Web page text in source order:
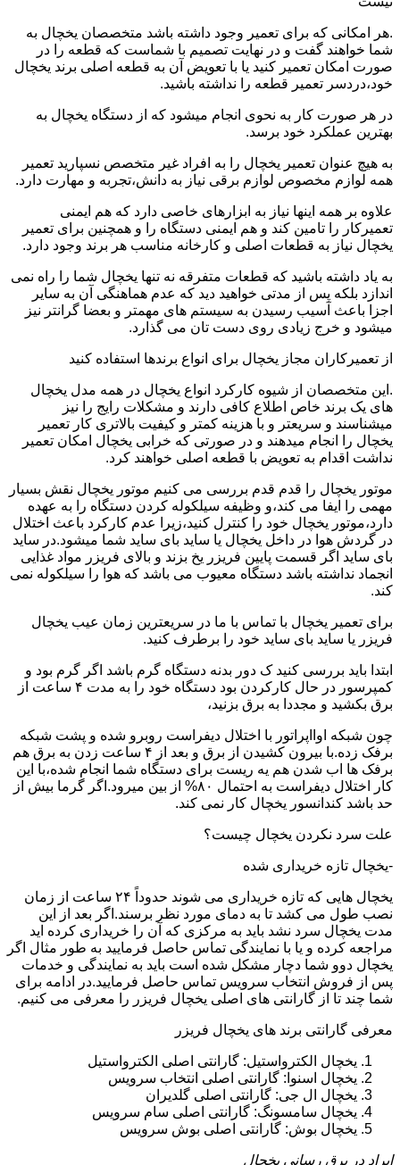
.هر امکانی که برای تعمیر وجود داشته باشد متخصصان یخچال به
شما خواهند گفت و در نهایت تصمیم با شماست که قطعه را در
صورت امکان تعمیر کنید یا با تعویض آن به قطعه اصلی برند یخچال
خود،دردسر تعمیر قطعه را نداشته باشید.
در هر صورت کار به نحوی انجام میشود که از دستگاه یخچال به
بهترین عملکرد خود برسد.
به هیچ عنوان تعمیر یخچال را به افراد غیر متخصص نسپارید تعمیر
همه لوازم مخصوص لوازم برقی نیاز به دانش،تجربه و مهارت دارد.
علاوه بر همه اینها نیاز به ابزارهای خاصی دارد که هم ایمنی
تعمیرکار را تامین کند و هم ایمنی دستگاه را و همچنین برای تعمیر
یخچال نیاز به قطعات اصلی و کارخانه مناسب هر برند وجود دارد.
به یاد داشته باشید که قطعات متفرقه نه تنها یخچال شما را راه نمی
اندازد بلکه پس از مدتی خواهید دید که عدم هماهنگی آن به سایر
اجزا باعث آسیب رسیدن به سیستم های مهمتر و بعضا گرانتر نیز
میشود و خرج زیادی روی دست تان می گذارد.
از تعمیرکاران مجاز یخچال برای انواع برندها استفاده کنید
.این متخصصان از شیوه کارکرد انواع یخچال در همه مدل یخچال
های یک برند خاص اطلاع کافی دارند و مشکلات رایج را نیز
میشناسند و سریعتر و با هزینه کمتر و کیفیت بالاتری کار تعمیر
یخچال را انجام میدهند و در صورتی که خرابی یخچال امکان تعمیر
نداشت اقدام به تعویض با قطعه اصلی خواهند کرد.
موتور یخچال را قدم قدم بررسی می کنیم موتور یخچال نقش بسیار
مهمی را ایفا می کند،و وظیفه سیلکوله کردن دستگاه را به عهده
دارد،موتور یخچال خود را کنترل کنید،زیرا عدم کارکرد باعث اختلال
در گردش هوا در داخل یخچال یا ساید بای ساید شما میشود.در ساید
بای ساید اگر قسمت پایین فریزر یخ بزند و بالای فریزر مواد غذایی
انجماد نداشته باشد دستگاه معیوب می باشد که هوا را سیلکوله نمی
کند.
برای تعمیر یخچال با تماس با ما در سریعترین زمان عیب یخچال
فریزر یا ساید بای ساید خود را برطرف کنید.
ابتدا باید بررسی کنید ک دور بدنه دستگاه گرم باشد اگر گرم بود و
کمپرسور در حال کارکردن بود دستگاه خود را به مدت ۴ ساعت از
برق بکشید و مجددا به برق بزنید،
چون شبکه اوااپراتور با اختلال دیفراست روبرو شده و پشت شبکه
برفک زده.با بیرون کشیدن از برق و بعد از ۴ ساعت زدن به برق هم
برفک ها اب شدن هم یه ریست برای دستگاه شما انجام شده،با این
کار اختلال دیفراست به احتمال ۸۰% از بین میرود.اگر گرما بیش از
حد باشد کندانسور یخچال کار نمی کند.
علت سرد نکردن یخچال چیست؟
-یخچال تازه خریداری شده
یخچال هایی که تازه خریداری می شوند حدوداً ۲۴ ساعت از زمان
نصب طول می کشد تا به دمای مورد نظر برسند.اگر بعد از این
مدت یخچال سرد نشد باید به مرکزی که آن را خریداری کرده اید
مراجعه کرده و یا با نمایندگی تماس حاصل فرمایید به طور مثال اگر
یخچال دوو شما دچار مشکل شده است باید به نمایندگی و خدمات
پس از فروش انتخاب سرویس تماس حاصل فرمایید.در ادامه برای
شما چند تا از گارانتی های اصلی یخچال فریزر را معرفی می کنیم.
معرفی گارانتی برند های یخچال فریزر
یخچال الکترواستیل: گارانتی اصلی الکترواستیل
یخچال اسنوا: گارانتی اصلی انتخاب سرویس
یخچال ال جی: گارانتی اصلی گلدیران
یخچال سامسونگ: گارانتی اصلی سام سرویس
یخچال بوش: گارانتی اصلی بوش سرویس
ایراد در برق رسانی یخچال